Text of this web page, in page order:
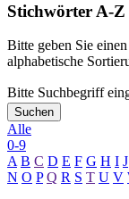
Stichwörter A-Z
Bitte geben Sie
alphabetische
Bitte Suchbegriff
Suchen
Alle
0-9
A B C D E F G H I J
N O P Q R S T U V